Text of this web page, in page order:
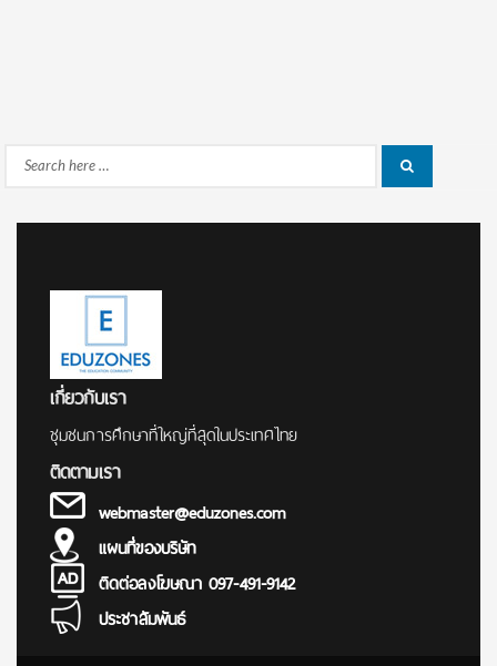
Search
เกี่ยวกับเรา
ชุมชนการศึกษาที่ใหญ่ที่สุดในประเทศไทย
ติดตามเรา
webmaster@eduzones.com
แผนที่ของบริษัท
ติดต่อลงโฆษณา 097-491-9142
ประชาสัมพันธ์